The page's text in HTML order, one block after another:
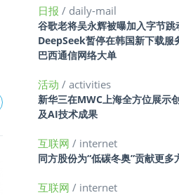
日报 / daily-mail
谷歌老将吴永辉被曝加入字节跳
DeepSeek暂停在韩国新下载服
巴西通信网络大单
活动 / activities
新华三在MWC上海全方位展示
及AI技术成果
互联网 / internet
同方股份为“低碳冬奥”贡献更多
互联网 / internet